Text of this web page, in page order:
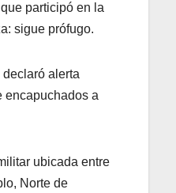
participó en la
sigue prófugo.
alerta
encapuchados a
ubicada entre
Norte de